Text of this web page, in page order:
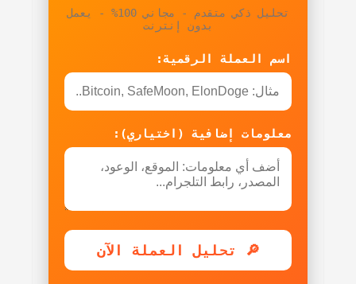
تحليل ذكي متقدم - مجاني 100% - يعمل
بدون إنترنت
اسم العملة الرقمية:
معلومات إضافية (اختياري):
🔎 تحليل العملة الآن